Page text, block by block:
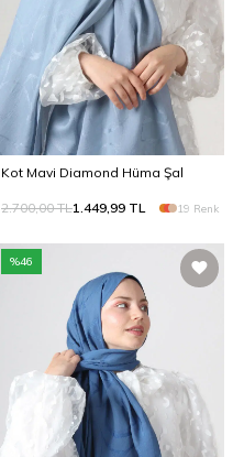
Kot Mavi Diamond Hüma Şal
2.700,00TL1.449,99 TL 19 Renk
%46